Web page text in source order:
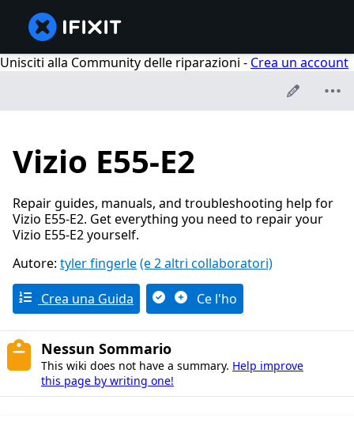
Unisciti alla Community delle riparazioni - Crea un account
Vizio E55-E2
Repair guides, manuals, and troubleshooting help for
Vizio E55-E2. Get everything you need to repair your
Vizio E55-E2 yourself.
Autore: tyler fingerle(e 2 altri collaboratori)
Crea una Guida Ce l'ho
Nessun Sommario
This wiki does not have a summary. Help improve
this page by writing one!